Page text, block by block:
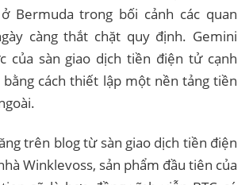
Bermuda trong bối cảnh các quan
càng thắt chặt quy định. Gemini
của sàn giao dịch tiền điện tử cạnh
cách thiết lập một nền tảng tiền
trên blog từ sàn giao dịch tiền điện
Winklevoss, sản phẩm đầu tiên của